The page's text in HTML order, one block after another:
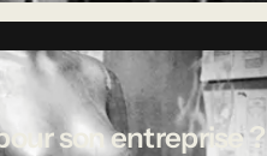
son entreprise ?